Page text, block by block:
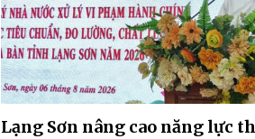
Lạng Sơn nâng cao năng lực